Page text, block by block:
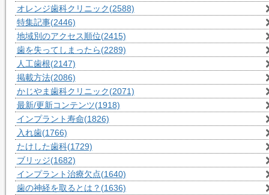
オレンジ歯科クリニック(2588)
特集記事(2446)
地域別のアクセス順位(2415)
歯を失ってしまったら(2289)
人工歯根(2147)
掲載方法(2086)
かじやま歯科クリニック(2071)
最新/更新コンテンツ(1918)
インプラント寿命(1826)
入れ歯(1766)
たけした歯科(1729)
ブリッジ(1682)
インプラント治療欠点(1640)
歯の神経を取るとは？ (1636)